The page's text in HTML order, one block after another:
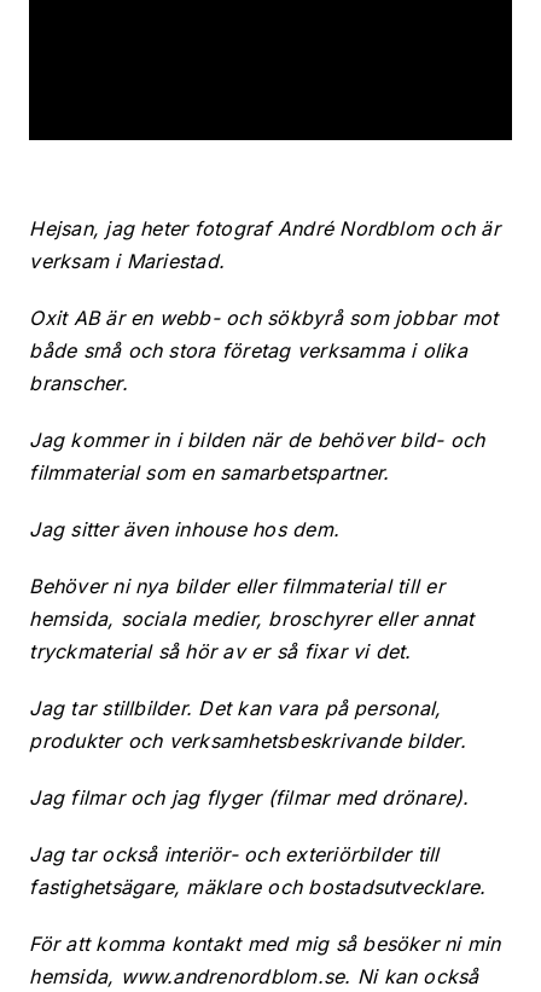
Hejsan, jag heter fotograf André Nordblom och är
verksam i Mariestad.
Oxit AB är en webb- och sökbyrå som jobbar mot
både små och stora företag verksamma i olika
branscher.
Jag kommer in i bilden när de behöver bild- och
filmmaterial som en samarbetspartner.
Jag sitter även inhouse hos dem.
Behöver ni nya bilder eller filmmaterial till er
hemsida, sociala medier, broschyrer eller annat
tryckmaterial så hör av er så fixar vi det.
Jag tar stillbilder. Det kan vara på personal,
produkter och verksamhetsbeskrivande bilder.
Jag filmar och jag flyger (filmar med drönare).
Jag tar också interiör- och exteriörbilder till
fastighetsägare, mäklare och bostadsutvecklare.
För att komma kontakt med mig så besöker ni min
hemsida, www.andrenordblom.se. Ni kan också